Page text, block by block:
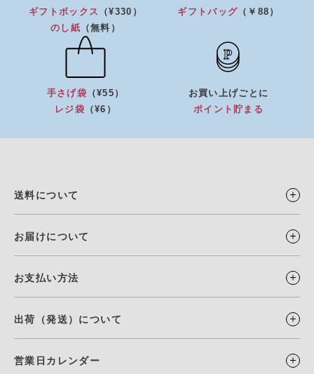
ギフトボックス
（¥330）
のし紙 （無料）
ギフトバッグ （￥88）
手さげ袋 （¥55）
レジ袋 （¥6）
お買い上げごとに
ポイント貯まる
送料について
お届けについて
お支払い方法
出荷（発送）について
営業日カレンダー